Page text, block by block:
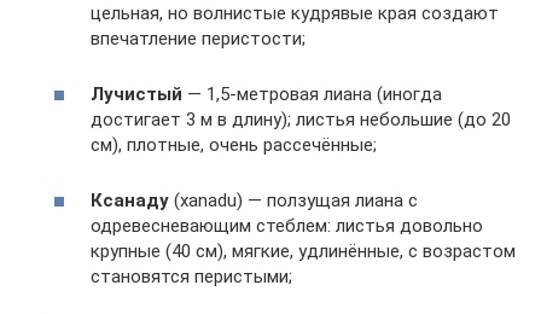
цельная, но волнистые кудрявые края создают
впечатление перистости;
Лучистый — 1,5-метровая лиана (иногда
достигает 3 м в длину); листья небольшие (до 20
см), плотные, очень рассечённые;
Ксанаду (xanadu) — ползущая лиана с
одревесневающим стеблем: листья довольно
крупные (40 см), мягкие, удлинённые, с возрастом
становятся перистыми;